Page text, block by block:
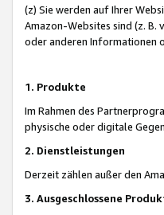
(z) Sie werden auf Ihrer
Amazon-Websites sind (z. B.
oder anderen Informationen
1. Produkte
Im Rahmen des
physische oder digitale
2. Dienstleistungen
Derzeit zählen außer den
3. Ausgeschlossene